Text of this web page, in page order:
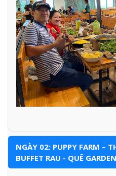
NGÀY 02: PUPPY FARM –
BUFFET RAU - QUÊ GARDEN